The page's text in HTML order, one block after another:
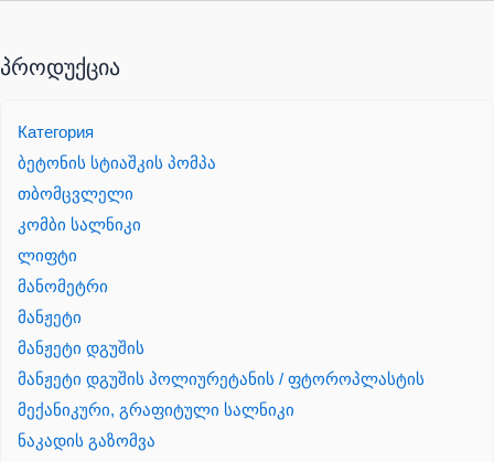
პროდუქცია
Категория
ბეტონის სტიაშკის პომპა
თბომცვლელი
კომბი სალნიკი
ლიფტი
მანომეტრი
მანჟეტი
მანჟეტი დგუშის
მანჟეტი დგუშის პოლიურეტანის / ფტოროპლასტის
მექანიკური, გრაფიტული სალნიკი
ნაკადის გაზომვა